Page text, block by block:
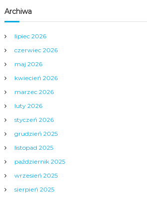
Archiwa
lipiec 2026
czerwiec 2026
maj 2026
kwiecień 2026
marzec 2026
luty 2026
styczeń 2026
grudzień 2025
listopad 2025
październik 2025
wrzesień 2025
sierpień 2025